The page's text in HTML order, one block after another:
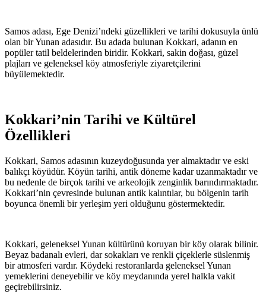
Samos adası, Ege Denizi’ndeki güzellikleri ve tarihi dokusuyla ünlü
olan bir Yunan adasıdır. Bu adada bulunan Kokkari, adanın en
popüler tatil beldelerinden biridir. Kokkari, sakin doğası, güzel
plajları ve geleneksel köy atmosferiyle ziyaretçilerini
büyülemektedir.
Kokkari’nin Tarihi ve Kültürel
Özellikleri
Kokkari, Samos adasının kuzeydoğusunda yer almaktadır ve eski
balıkçı köyüdür. Köyün tarihi, antik döneme kadar uzanmaktadır ve
bu nedenle de birçok tarihi ve arkeolojik zenginlik barındırmaktadır.
Kokkari’nin çevresinde bulunan antik kalıntılar, bu bölgenin tarih
boyunca önemli bir yerleşim yeri olduğunu göstermektedir.
Kokkari, geleneksel Yunan kültürünü koruyan bir köy olarak bilinir.
Beyaz badanalı evleri, dar sokakları ve renkli çiçeklerle süslenmiş
bir atmosferi vardır. Köydeki restoranlarda geleneksel Yunan
yemeklerini deneyebilir ve köy meydanında yerel halkla vakit
geçirebilirsiniz.